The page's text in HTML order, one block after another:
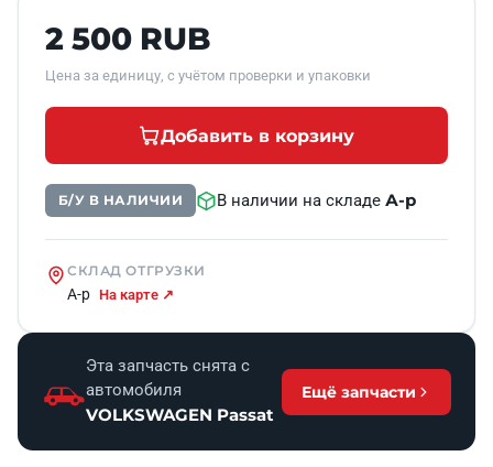
2 500 RUB
Цена за единицу, с учётом проверки и упаковки
Добавить в корзину
Б/У В НАЛИЧИИ В наличии на складеА-р
СКЛАД ОТГРУЗКИ
А-р На карте ↗
Эта запчасть снята с
автомобиля
VOLKSWAGEN Passat
Ещё запчасти